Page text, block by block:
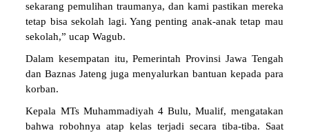
sekarang pemulihan traumanya, dan kami pastikan mereka
tetap bisa sekolah lagi. Yang penting anak-anak tetap mau
sekolah,” ucap Wagub.
Dalam kesempatan itu, Pemerintah Provinsi Jawa Tengah
dan Baznas Jateng juga menyalurkan bantuan kepada para
korban.
Kepala MTs Muhammadiyah 4 Bulu, Mualif, mengatakan
bahwa robohnya atap kelas terjadi secara tiba-tiba. Saat